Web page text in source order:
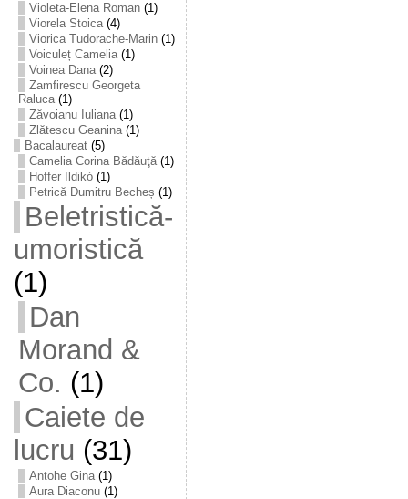
Violeta-Elena Roman(1)
Viorela Stoica(4)
Viorica Tudorache-Marin(1)
Voiculeț Camelia(1)
Voinea Dana(2)
Zamfirescu Georgeta
Raluca(1)
Zăvoianu Iuliana(1)
Zlătescu Geanina(1)
Bacalaureat(5)
Camelia Corina Bădăuţă(1)
Hoffer Ildikó(1)
Petrică Dumitru Becheș (1)
Beletristică-
umoristică
(1)
Dan
Morand &
Co. (1)
Caiete de
lucru (31)
Antohe Gina(1)
Aura Diaconu(1)